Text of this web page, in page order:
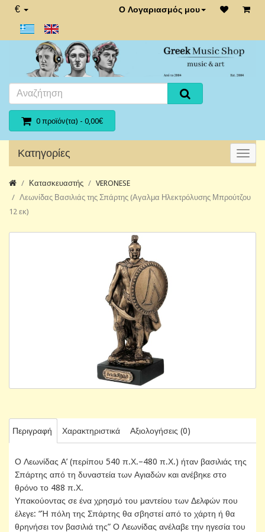
€ Ο Λογαριασμός μου
0 προϊόν(τα) - 0,00€
Κατηγορίες
Κατασκευαστής
VERONESE
Λεωνίδας Βασιλιάς της Σπάρτης (Αγαλμα Ηλεκτρόλυσης Μπρούτζου
12 εκ)
Περιγραφή Χαρακτηριστικά Αξιολογήσεις (0)
Ο Λεωνίδας Α’ (περίπου 540 π.Χ.–480 π.Χ.) ήταν βασιλιάς της
Σπάρτης από τη δυναστεία των Αγιαδών και ανέβηκε στο
θρόνο το 488 π.Χ.
Υπακούοντας σε ένα χρησμό του μαντείου των Δελφών που
έλεγε: “Ή πόλη της Σπάρτης θα σβηστεί από το χάρτη ή θα
θρηνήσει τον βασιλιά της” Ο Λεωνίδας ανέλαβε την ηγεσία του